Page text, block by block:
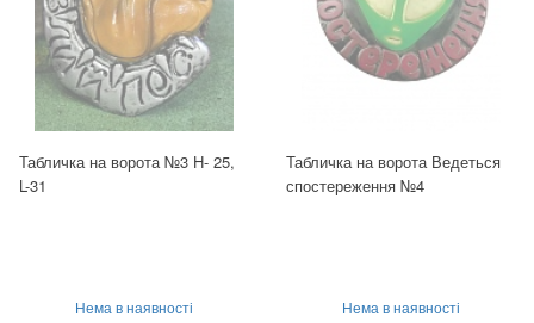
Табличка на ворота №3 H- 25,
L-31
Нема в наявності
Табличка на ворота Ведеться
спостереження №4
Нема в наявності